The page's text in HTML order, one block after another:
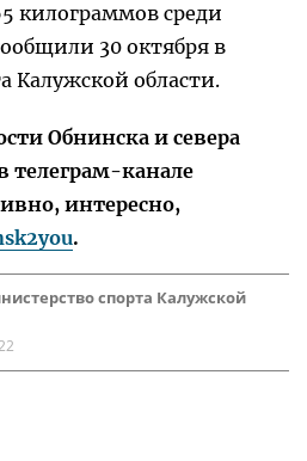
килограммов среди
30 октября в
Калужской области.
Обнинска и севера
телеграм-канале
интересно,
.
спорта Калужской